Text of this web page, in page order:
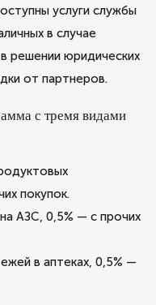
услуги службы
в случае
решении юридических
от партнеров.
с тремя видами
покупок.
АЗС, 0,5% — с прочих
в аптеках, 0,5% —